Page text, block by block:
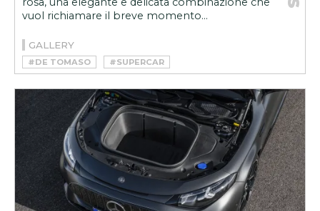
vuol richiamare il breve momento...
GALLERY
#DE TOMASO #SUPERCAR